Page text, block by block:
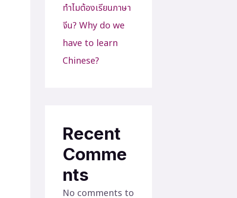
ทำไมต้องเรียนภาษา
จีน? Why do we
have to learn
Chinese?
Recent
Comme
nts
No comments to